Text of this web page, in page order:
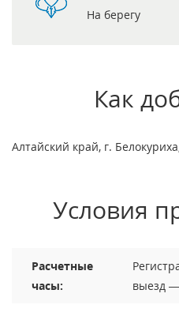
На берегу
Как
Алтайский край, г.
Условия
Расчетные
часы:
выезд